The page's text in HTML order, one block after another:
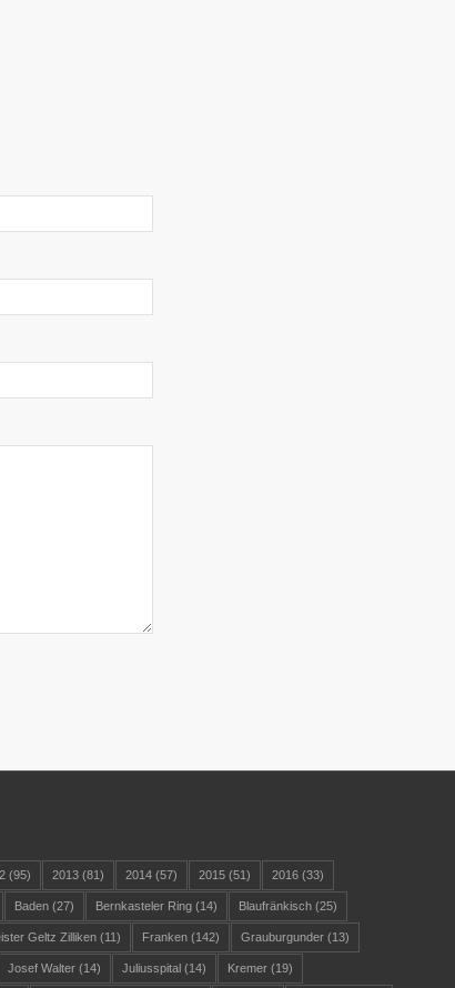
(95) 2013 (81) 2014 (57) 2015 (51) 2016 (33)
Baden (27) Bernkasteler Ring (14) Blaufränkisch (25)
Geltz Zilliken (11) Franken (142) Grauburgunder (13)
Josef Walter (14) Juliusspital (14) Kremer (19)